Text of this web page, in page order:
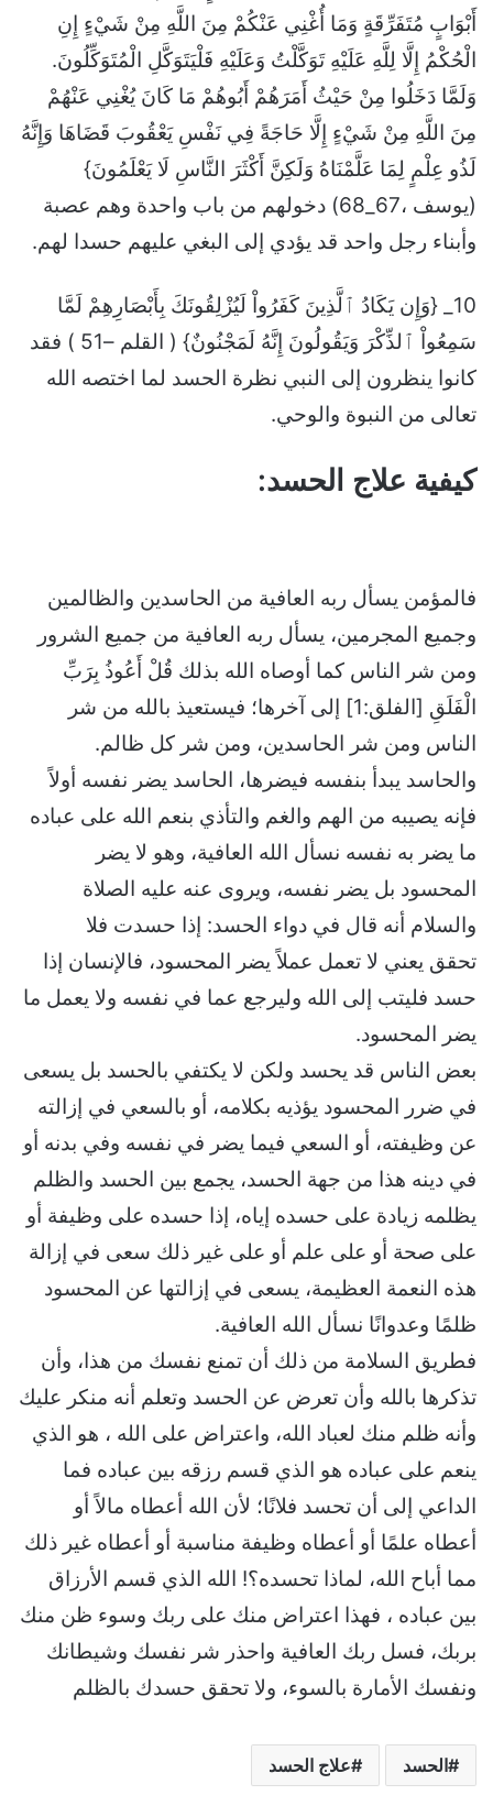
أَبْوَابٍ مُتَفَرِّقَةٍ وَمَا أُغْنِي عَنْكُمْ مِنَ اللَّهِ مِنْ شَيْءٍ إِنِ
الْحُكْمُ إِلَّا لِلَّهِ عَلَيْهِ تَوَكَّلْتُ وَعَلَيْهِ فَلْيَتَوَكَّلِ الْمُتَوَكِّلُونَ.
وَلَمَّا دَخَلُوا مِنْ حَيْثُ أَمَرَهُمْ أَبُوهُمْ مَا كَانَ يُغْنِي عَنْهُمْ
مِنَ اللَّهِ مِنْ شَيْءٍ إِلَّا حَاجَةً فِي نَفْسِ يَعْقُوبَ قَضَاهَا وَإِنَّهُ
لَذُو عِلْمٍ لِمَا عَلَّمْنَاهُ وَلَكِنَّ أَكْثَرَ النَّاسِ لَا يَعْلَمُونَ}
(يوسف ،67_68) دخولهم من باب واحدة وهم عصبة
وأبناء رجل واحد قد يؤدي إلى البغي عليهم حسدا لهم.
10_ {وَإِن يَكَادُ ٱلَّذِينَ كَفَرُواْ لَيُزْلِقُونَكَ بِأَبْصَارِهِمْ لَمَّا
سَمِعُواْ ٱلذِّكْرَ وَيَقُولُونَ إِنَّهُ لَمَجْنُونٌ} ( القلم –51 ) فقد
كانوا ينظرون إلى النبي نظرة الحسد لما اختصه الله
تعالى من النبوة والوحي.
كيفية علاج الحسد:
فالمؤمن يسأل ربه العافية من الحاسدين والظالمين
وجميع المجرمين، يسأل ربه العافية من جميع الشرور
ومن شر الناس كما أوصاه الله بذلك قُلْ أَعُوذُ بِرَبِّ
الْفَلَقِ
[الفلق:1] إلى آخرها؛ فيستعيذ بالله من شر
الناس ومن شر الحاسدين، ومن شر كل ظالم.
والحاسد يبدأ بنفسه فيضرها، الحاسد يضر نفسه أولاً
فإنه يصيبه من الهم والغم والتأذي بنعم الله على عباده
ما يضر به نفسه نسأل الله العافية، وهو لا يضر
المحسود بل يضر نفسه، ويروى عنه عليه الصلاة
والسلام أنه قال في دواء الحسد: إذا حسدت فلا
تحقق يعني لا تعمل عملاً يضر المحسود، فالإنسان إذا
حسد فليتب إلى الله وليرجع عما في نفسه ولا يعمل ما
يضر المحسود.
بعض الناس قد يحسد ولكن لا يكتفي بالحسد بل يسعى
في ضرر المحسود يؤذيه بكلامه، أو بالسعي في إزالته
عن وظيفته، أو السعي فيما يضر في نفسه وفي بدنه أو
في دينه هذا من جهة الحسد، يجمع بين الحسد والظلم
يظلمه زيادة على حسده إياه، إذا حسده على وظيفة أو
على صحة أو على علم أو على غير ذلك سعى في إزالة
هذه النعمة العظيمة، يسعى في إزالتها عن المحسود
ظلمًا وعدوانًا نسأل الله العافية.
فطريق السلامة من ذلك أن تمنع نفسك من هذا، وأن
تذكرها بالله وأن تعرض عن الحسد وتعلم أنه منكر عليك
وأنه ظلم منك لعباد الله، واعتراض على الله ، هو الذي
ينعم على عباده هو الذي قسم رزقه بين عباده فما
الداعي إلى أن تحسد فلانًا؛ لأن الله أعطاه مالاً أو
أعطاه علمًا أو أعطاه وظيفة مناسبة أو أعطاه غير ذلك
مما أباح الله، لماذا تحسده؟! الله الذي قسم الأرزاق
بين عباده ، فهذا اعتراض منك على ربك وسوء ظن منك
بربك، فسل ربك العافية واحذر شر نفسك وشيطانك
ونفسك الأمارة بالسوء، ولا تحقق حسدك بالظلم
الحسد علاج الحسد